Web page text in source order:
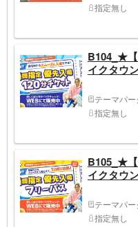
指定無し
B104_★
イクタウ
テーマパー
指定無し
B105_★
イクタウ
テーマパー
指定無し